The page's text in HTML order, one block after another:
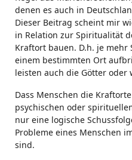
denen es auch in
Dieser Beitrag scheint mir
in Relation zur Spiritualität
Kraftort bauen. D.h. je
einem bestimmten Ort
leisten auch die Götter oder
Dass Menschen die
psychischen oder
nur eine logische
Probleme eines Menschen
sind.